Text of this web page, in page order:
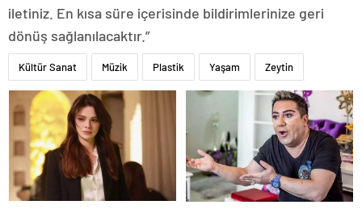
iletiniz. En kısa süre içerisinde bildirimlerinize geri
dönüş sağlanılacaktır.”
Kültür Sanat Müzik Plastik Yaşam Zeytin